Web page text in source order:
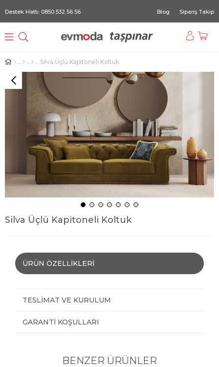
Destek Hattı: 0850 532 56 56 Blog Sipariş Takip
Silva Üçlü Kapitoneli Koltuk
Silva Üçlü Kapitoneli Koltuk
ÜRÜN ÖZELLIKLERI
TESLIMAT VE KURULUM
GARANTI KOŞULLARI
BENZER ÜRÜNLER